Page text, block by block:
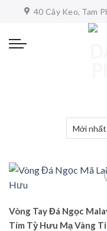
content
40 Cây Keo, Tam
Vòng Tay Đá Ngọc
Tím Tỳ Hưu Mạ Vàng